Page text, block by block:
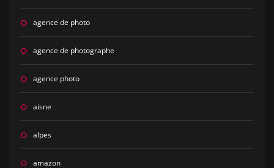
agence de photo
agence de photographe
agence photo
aisne
alpes
amazon